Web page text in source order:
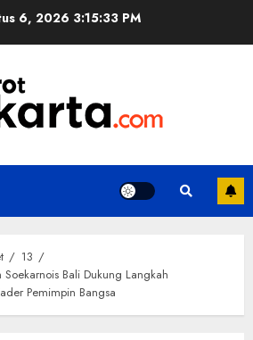
6, 2026 3:15:33 PM
13
Bali Dukung Langkah
Pemimpin Bangsa